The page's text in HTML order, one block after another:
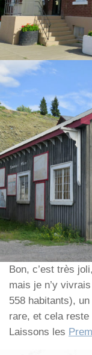
Bon, c’est très
mais je n’y
558 habitants), un
rare, et cela
Laissons les